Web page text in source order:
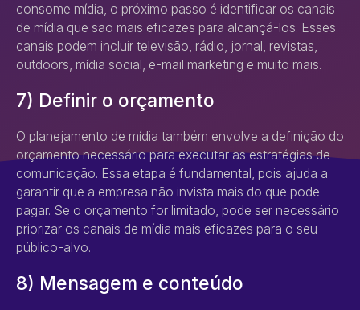
consome mídia, o próximo passo é identificar os canais
de mídia que são mais eficazes para alcançá-los. Esses
canais podem incluir televisão, rádio, jornal, revistas,
outdoors, mídia social, e-mail marketing e muito mais.
7) Definir o orçamento
O planejamento de mídia também envolve a definição do
orçamento necessário para executar as estratégias de
comunicação. Essa etapa é fundamental, pois ajuda a
garantir que a empresa não invista mais do que pode
pagar. Se o orçamento for limitado, pode ser necessário
priorizar os canais de mídia mais eficazes para o seu
público-alvo.
8) Mensagem e conteúdo